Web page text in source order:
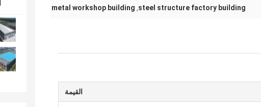
steel structure factory building
,
metal workshop building
القيمة